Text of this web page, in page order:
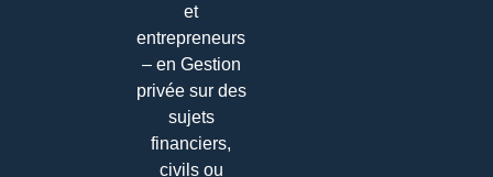
et
entrepreneurs
– en Gestion
privée sur des
sujets
financiers,
civils ou